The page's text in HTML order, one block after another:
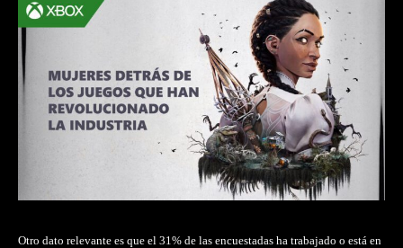
Otro dato relevante es que el 31% de las encuestadas ha trabajado o está en